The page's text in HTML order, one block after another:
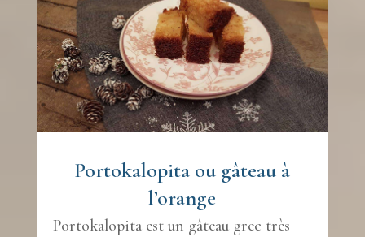
Portokalopita ou gâteau à
l’orange
Portokalopita est un gâteau grec très